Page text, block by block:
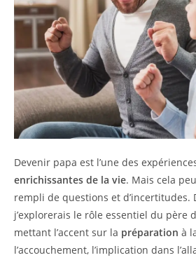
Devenir papa est l’une des
enrichissantes de la vie. Mais cela
rempli de questions et d’incertitudes.
j’explorerais le rôle essentiel du père
mettant l’accent sur la préparation à
l’accouchement, l’implication dans